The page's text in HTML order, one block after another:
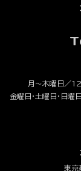
月～木曜日／
金曜日・土曜日・日
東京